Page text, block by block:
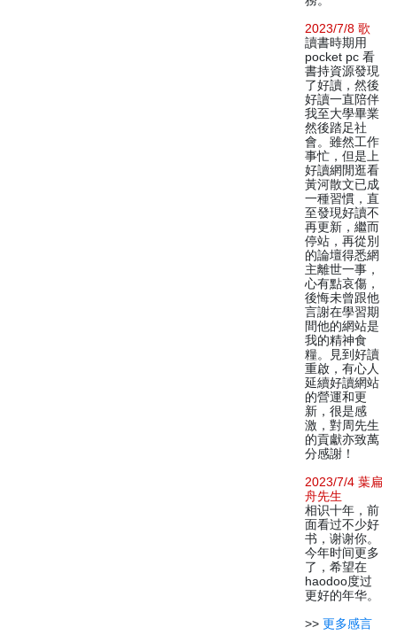
2023/7/8 歌
讀書時期用
pocket pc 看
書持資源發現
了好讀，然後
好讀一直陪伴
我至大學畢業
然後踏足社
會。雖然工作
事忙，但是上
好讀網閒逛看
黃河散文已成
一種習慣，直
至發現好讀不
再更新，繼而
停站，再從別
的論壇得悉網
主離世一事，
心有點哀傷，
後悔未曾跟他
言謝在學習期
間他的網站是
我的精神食
糧。見到好讀
重啟，有心人
延續好讀網站
的營運和更
新，很是感
激，對周先生
的貢獻亦致萬
分感謝！
2023/7/4 葉扁
舟先生
相识十年，前
面看过不少好
书，谢谢你。
今年时间更多
了，希望在
haodoo度过
更好的年华。
>> 更多感言